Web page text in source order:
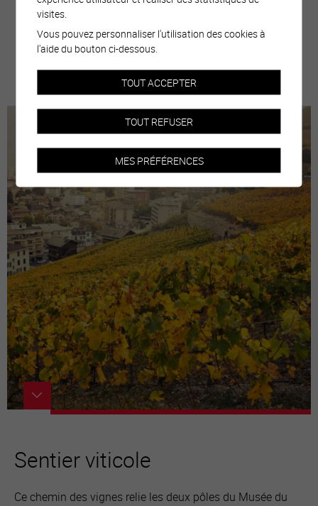
plus d'informations
Sentier viticole
Ce chemin des vignes relie les deux pôles du Musée du
visites.
Vous pouvez personnaliser l'utilisation des cookies à
l'aide du bouton ci-dessous.
TOUT ACCEPTER
TOUT REFUSER
MES PRÉFÉRENCES